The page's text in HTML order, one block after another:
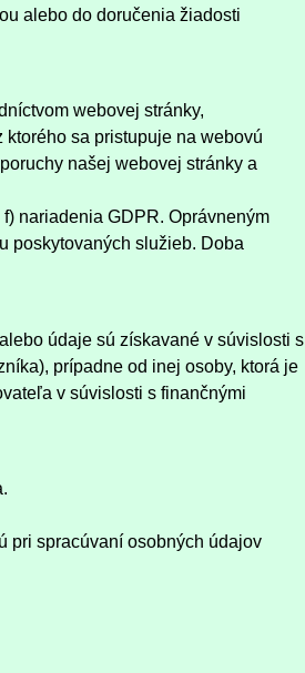
alebo do doručenia žiadosti
webovej stránky,
sa pristupuje na webovú
našej webovej stránky a
nariadenia GDPR. Oprávneným
poskytovaných služieb. Doba
údaje sú získavané v súvislosti s
prípadne od inej osoby, ktorá je
v súvislosti s finančnými
pri spracúvaní osobných údajov